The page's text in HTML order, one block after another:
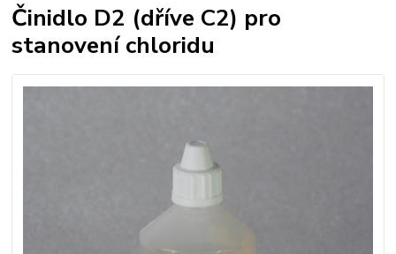
Činidlo D2 (dříve C2) pro
stanovení chloridu